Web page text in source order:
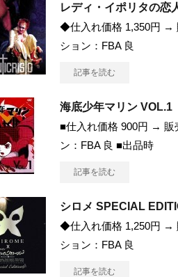
レディ・イポリタの恋
◆仕入れ価格 1,350円 →
ション：FBA 良
記事を読む
海底少年マリン VOL.1
■仕入れ価格 900円 → 販
ン：FBA 良 ■出品時
記事を読む
シロメ SPECIAL
◆仕入れ価格 1,250円 →
ション：FBA 良
記事を読む